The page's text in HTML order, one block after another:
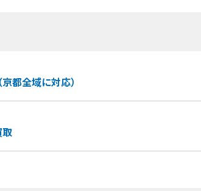
都全域に対応）